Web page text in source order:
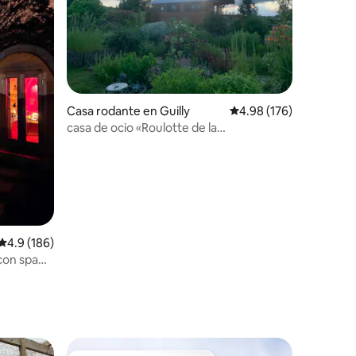
promedio: 4.9 de 5; 186 evaluaciones
4.9 (186)
spa
Casa rodante en Guilly Calificación promedio:
4.98 (176)
casa de ocio «Roulotte de la